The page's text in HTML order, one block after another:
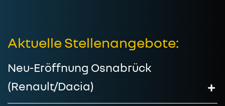
Aktuelle Stellenangebote:
Neu-Eröffnung Osnabrück
(Renault/Dacia)